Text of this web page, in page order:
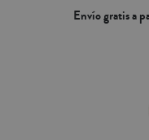
Envío gratis a